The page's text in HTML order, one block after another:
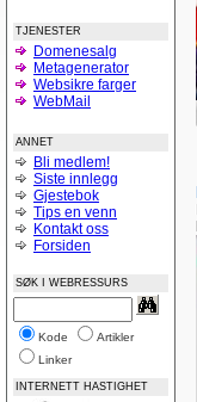
TJENESTER
Domenesalg
Metagenerator
Websikre farger
WebMail
ANNET
Bli medlem!
Siste innlegg
Gjestebok
Tips en venn
Kontakt oss
Forsiden
SØK I WEBRESSURS
Kode
Artikler
Linker
INTERNETT HASTIGHET